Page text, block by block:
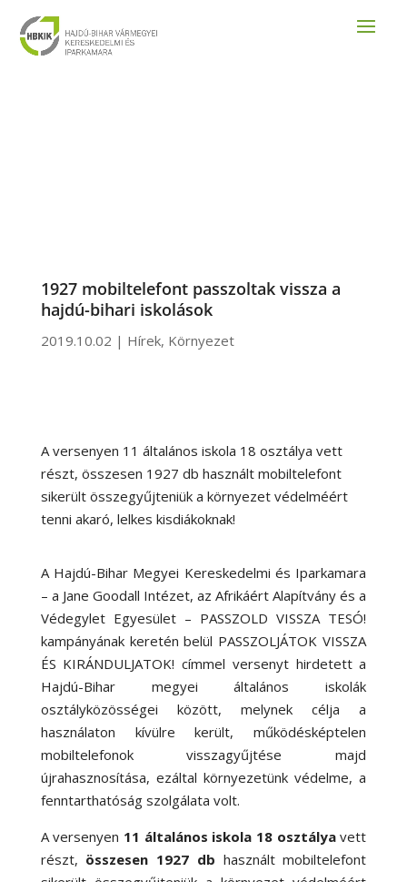
1927 mobiltelefont passzoltak vissza a
hajdú-bihari iskolások
2019.10.02 | Hírek, Környezet
A versenyen 11 általános iskola 18 osztálya vett
részt, összesen 1927 db használt mobiltelefont
sikerült összegyűjteniük a környezet védelméért
tenni akaró, lelkes kisdiákoknak!
A Hajdú-Bihar Megyei Kereskedelmi és Iparkamara
– a Jane Goodall Intézet, az Afrikáért Alapítvány és a
Védegylet Egyesület – PASSZOLD VISSZA TESÓ!
kampányának keretén belül PASSZOLJÁTOK VISSZA
ÉS KIRÁNDULJATOK! címmel versenyt hirdetett a
Hajdú-Bihar megyei általános iskolák
osztályközösségei között, melynek célja a
használaton kívülre került, működésképtelen
mobiltelefonok visszagyűjtése majd
újrahasznosítása, ezáltal környezetünk védelme, a
fenntarthatóság szolgálata volt.
A versenyen 11 általános iskola 18 osztályavett
részt, összesen 1927 db használt mobiltelefont